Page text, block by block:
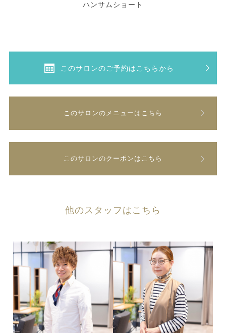
ハンサムショート
このサロンのご予約はこちらから
このサロンのメニューはこちら
このサロンのクーポンはこちら
他のスタッフはこちら